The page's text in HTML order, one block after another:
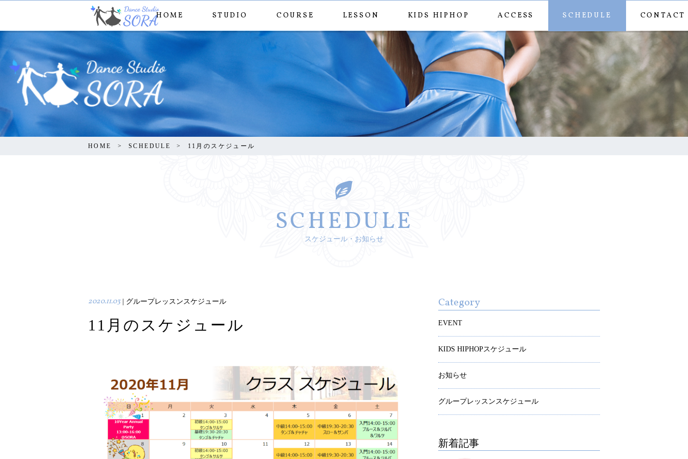
HOME STUDIO COURSE LESSON KIDS HIPHOP ACCESS SCHEDULE CONTACT
11月のスケジュール
HOME SCHEDULE 11月のスケジュール
SCHEDULE
スケジュール・お知らせ
2020.11.03| グループレッスンスケジュール
11月のスケジュール
Category
EVENT
KIDS HIPHOPスケジュール
お知らせ
グループレッスンスケジュール
新着記事